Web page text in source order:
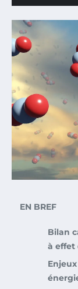
EN BREF
Bilan
à effet
Enjeux